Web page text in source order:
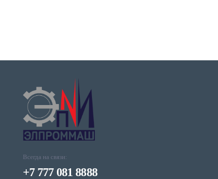
Всегда на связи:
+7 777 081 8888